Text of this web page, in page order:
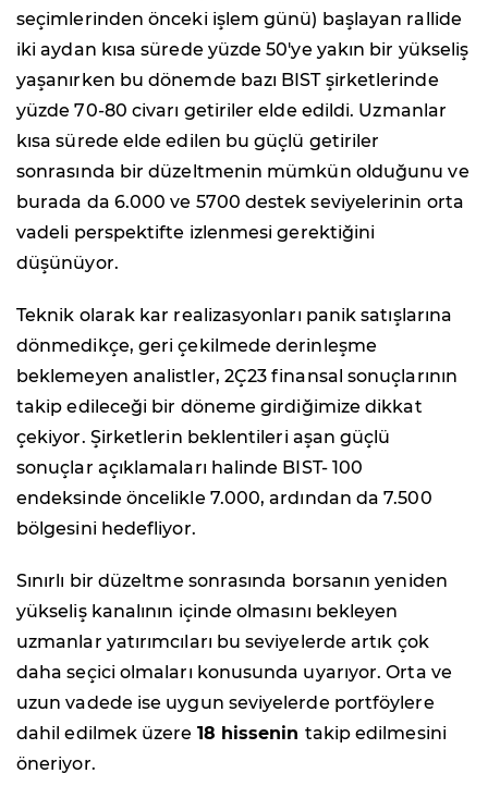
seçimlerinden önceki işlem günü) başlayan rallide
iki aydan kısa sürede yüzde 50'ye yakın bir yükseliş
yaşanırken bu dönemde bazı BIST şirketlerinde
yüzde 70-80 civarı getiriler elde edildi. Uzmanlar
kısa sürede elde edilen bu güçlü getiriler
sonrasında bir düzeltmenin mümkün olduğunu ve
burada da 6.000 ve 5700 destek seviyelerinin orta
vadeli perspektifte izlenmesi gerektiğini
düşünüyor.
Teknik olarak kar realizasyonları panik satışlarına
dönmedikçe, geri çekilmede derinleşme
beklemeyen analistler, 2Ç23 finansal sonuçlarının
takip edileceği bir döneme girdiğimize dikkat
çekiyor. Şirketlerin beklentileri aşan güçlü
sonuçlar açıklamaları halinde BIST- 100
endeksinde öncelikle 7.000, ardından da 7.500
bölgesini hedefliyor.
Sınırlı bir düzeltme sonrasında borsanın yeniden
yükseliş kanalının içinde olmasını bekleyen
uzmanlar yatırımcıları bu seviyelerde artık çok
daha seçici olmaları konusunda uyarıyor. Orta ve
uzun vadede ise uygun seviyelerde portföylere
dahil edilmek üzere 18 hissenin takip edilmesini
öneriyor.